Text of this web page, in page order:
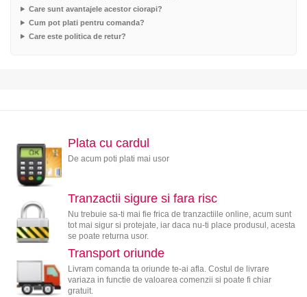
Care sunt avantajele acestor ciorapi?
Cum pot plati pentru comanda?
Care este politica de retur?
Plata cu cardul
De acum poti plati mai usor
Tranzactii sigure si fara risc
Nu trebuie sa-ti mai fie frica de tranzactiile online, acum sunt
tot mai sigur si protejate, iar daca nu-ti place produsul, acesta
se poate returna usor.
Transport oriunde
Livram comanda ta oriunde te-ai afla. Costul de livrare
variaza in functie de valoarea comenzii si poate fi chiar
gratuit.